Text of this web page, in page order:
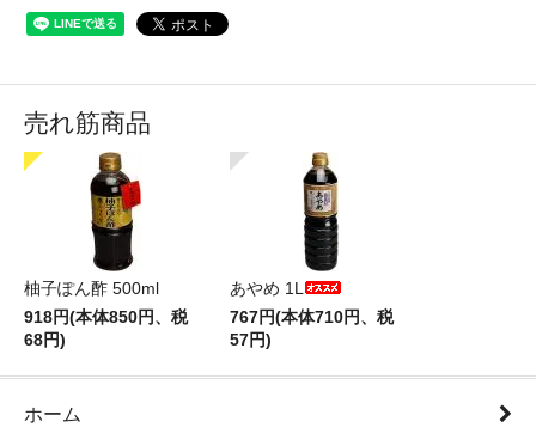
売れ筋商品
柚子ぽん酢 500ml
918円(本体850円、税
68円)
あやめ 1L
767円(本体710円、税
57円)
ホーム